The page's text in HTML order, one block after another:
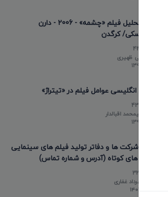
نقد و تحلیل فیلم «چشمه» - 2006 - دارن
آرونوفسکی/ کرگدن
علی ظهیری
۱۳۹۸/۱۲/۲۲
عناوین انگلیسی عوامل فیلم در «تیتراژ»
علیمحمد اقبالدار
۱۳۹۸/۰۵/۱۰
لیست شرکت ها و دفاتر تولید فیلم های سینمایی
و فیلم های کوتاه (آدرس و شماره تماس)
مهرداد غفاری
۱۴۰۳/۰۲/۲۰